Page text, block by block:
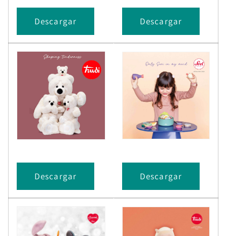
Descargar Descargar
Descargar Descargar